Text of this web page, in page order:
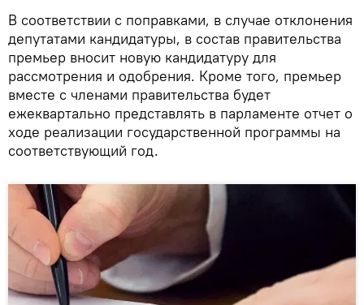
В соответствии с поправками, в случае отклонения
депутатами кандидатуры, в состав правительства
премьер вносит новую кандидатуру для
рассмотрения и одобрения. Кроме того, премьер
вместе с членами правительства будет
ежеквартально представлять в парламенте отчет о
ходе реализации государственной программы на
соответствующий год.